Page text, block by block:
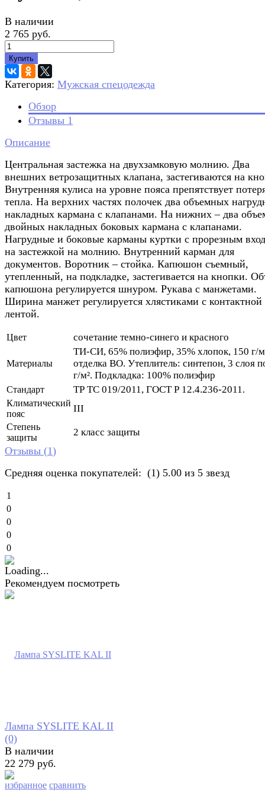
В наличии
2 765 руб.
Купить
Категория: Мужская спецодежда
Обзор
Отзывы 1
Описание
Центральная застежка на двухзамковую молнию. Два
внешних ветрозащитных клапана, застегиваются на
Внутренняя кулиса на уровне пояса препятствует
тепла. На верхних частях полочек два объемных
накладных кармана с клапанами. На нижних – два
двойных накладных боковых кармана с клапанами.
Нагрудные и боковые карманы куртки с прорезным
на застежкой на молнию. Внутренний карман для
документов. Воротник – стойка. Капюшон съемный,
утепленный, на подкладке, застегивается на кнопки.
капюшона регулируется шнуром. Рукава с манжетами.
Ширина манжет регулируется хлястиками с контактной
лентой.
Цвет сочетание темно-синего и красного
Материалы
ТИ-СИ, 65% полиэфир, 35% хлопок, 150 г/
отделка ВО. Утеплитель: синтепон, 3 слоя
г/м². Подкладка: 100% полиэфир
Стандарт ТР ТС 019/2011, ГОСТ Р 12.4.236-2011.
Климатический
пояс
III
Степень
защиты
2 класс защиты
Отзывы (1)
Средняя оценка покупателей: (1) 5.00 из 5 звезд
1
0
0
0
0
Рекомендуем посмотреть
избранное сравнить
Лампа SYSLITE KAL II
(0)
В наличии
22 279 руб.